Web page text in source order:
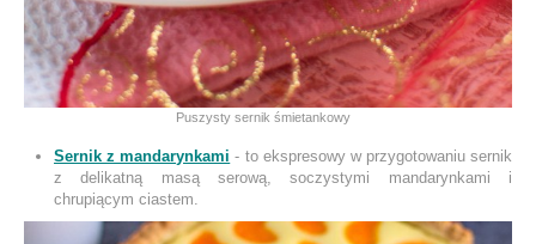
Puszysty sernik śmietankowy
Sernik z mandarynkami - to ekspresowy w przygotowaniu sernik
z delikatną masą serową, soczystymi mandarynkami i
chrupiącym ciastem.